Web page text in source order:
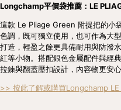
Longchamp平價袋推薦：LE
這款 Le Pliage Green 附提把的小
色調，既可獨立使用，也可作為大
打造，輕盈之餘更具備耐用與防潑
紅等小物。搭配銀色金屬配件與經
拉鍊與翻蓋壓扣設計，內容物更安
>> 按此了解或購買Longchamp